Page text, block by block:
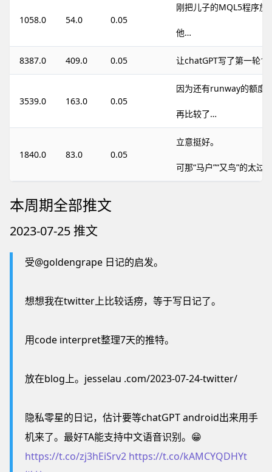
1058.0 54.0 0.05
刚把儿子的MQL5程序放
他…
8387.0 409.0 0.05 让chatGPT写了第一轮
3539.0 163.0 0.05
因为还有runway的额度
再比较了…
1840.0 83.0 0.05
立意挺好。
可那“马户”“又鸟”的太过…
本周期全部推文
2023-07-25 推文
受@goldengrape 日记的启发。
想想我在twitter上比较话痨，等于写日记了。
用code interpret整理7天的推特。
放在blog上。jesselau .com/2023-07-24-twitter/
隐私零星的日记，估计要等chatGPT android出来用手
机来了。最好TA能支持中文语音识别。😁
https://t.co/zj3hEiSrv2 https://t.co/kAMCYQDHYt